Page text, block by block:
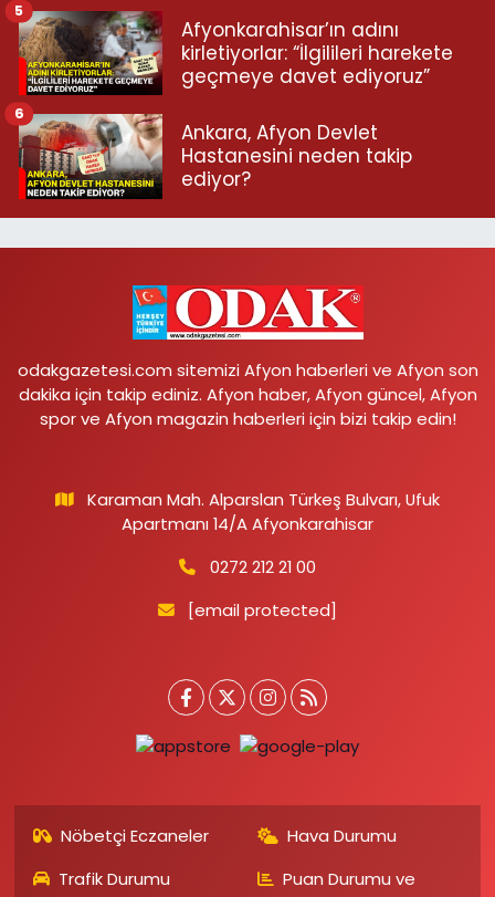
Afyonkarahisar’ın adını
kirletiyorlar: “İlgilileri harekete
geçmeye davet ediyoruz”
5
Ankara, Afyon Devlet
Hastanesini neden takip
ediyor?
6
odakgazetesi.com sitemizi Afyon haberleri ve Afyon son
dakika için takip ediniz. Afyon haber, Afyon güncel, Afyon
spor ve Afyon magazin haberleri için bizi takip edin!
Karaman Mah. Alparslan Türkeş Bulvarı, Ufuk
Apartmanı 14/A Afyonkarahisar
0272 212 21 00
[email protected]
Nöbetçi Eczaneler
Hava Durumu
Trafik Durumu
Puan Durumu ve